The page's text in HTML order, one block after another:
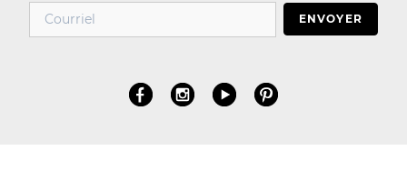
ENVOYER